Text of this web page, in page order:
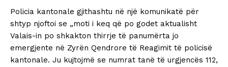
Policia kantonale gjithashtu në një komunikatë për
shtyp njoftoi se „moti i keq që po godet aktualisht
Valais-in po shkakton thirrje të panumërta jo
emergjente në Zyrën Qendrore të Reagimit të policisë
kantonale. Ju kujtojmë se numrat tanë të urgjencës 112,